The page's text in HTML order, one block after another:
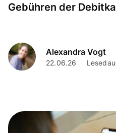
Gebühren der
Alexandra Vogt
22.06.26